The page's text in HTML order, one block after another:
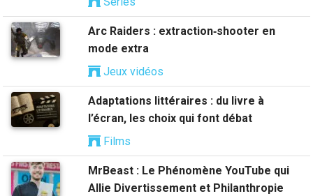
Arc Raiders : extraction‑shooter en
mode extra
Jeux vidéos
Adaptations littéraires : du livre à
l’écran, les choix qui font débat
Films
MrBeast : Le Phénomène YouTube qui
Allie Divertissement et Philanthropie